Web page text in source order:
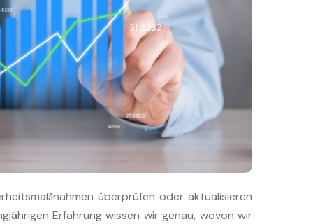
überprüfen oder aktualisieren
Erfahrung wissen wir genau, wovon wir